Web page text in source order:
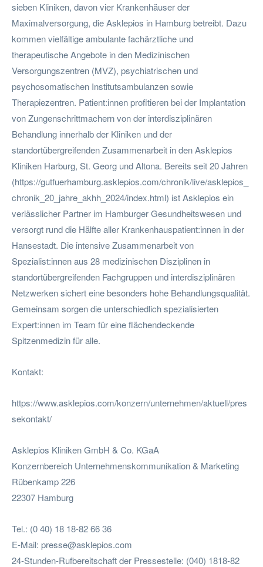
sieben Kliniken, davon vier Krankenhäuser der
Maximalversorgung, die Asklepios in Hamburg betreibt. Dazu
kommen vielfältige ambulante fachärztliche und
therapeutische Angebote in den Medizinischen
Versorgungszentren (MVZ), psychiatrischen und
psychosomatischen Institutsambulanzen sowie
Therapiezentren. Patient:innen profitieren bei der Implantation
von Zungenschrittmachern von der interdisziplinären
Behandlung innerhalb der Kliniken und der
standortübergreifenden Zusammenarbeit in den Asklepios
Kliniken Harburg, St. Georg und Altona. Bereits seit 20 Jahren
(https://gutfuerhamburg.asklepios.com/chronik/live/asklepios_
chronik_20_jahre_akhh_2024/index.html) ist Asklepios ein
verlässlicher Partner im Hamburger Gesundheitswesen und
versorgt rund die Hälfte aller Krankenhauspatient:innen in der
Hansestadt. Die intensive Zusammenarbeit von
Spezialist:innen aus 28 medizinischen Disziplinen in
standortübergreifenden Fachgruppen und interdisziplinären
Netzwerken sichert eine besonders hohe Behandlungsqualität.
Gemeinsam sorgen die unterschiedlich spezialisierten
Expert:innen im Team für eine flächendeckende
Spitzenmedizin für alle.
Kontakt:
https://www.asklepios.com/konzern/unternehmen/aktuell/pres
sekontakt/
Asklepios Kliniken GmbH & Co. KGaA
Konzernbereich Unternehmenskommunikation & Marketing
Rübenkamp 226
22307 Hamburg
Tel.: (0 40) 18 18-82 66 36
E-Mail: presse@asklepios.com
24-Stunden-Rufbereitschaft der Pressestelle: (040) 1818-82